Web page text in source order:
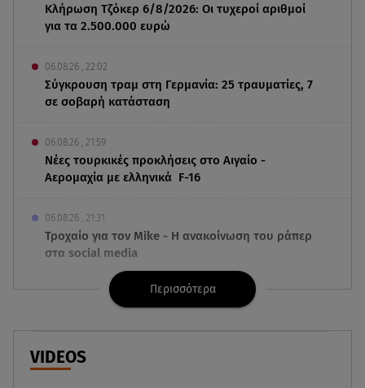
Κλήρωση Τζόκερ 6/8/2026: Οι τυχεροί αριθμοί
για τα 2.500.000 ευρώ
06.08.26 , 22:02
Σύγκρουση τραμ στη Γερμανία: 25 τραυματίες, 7
σε σοβαρή κατάσταση
06.08.26 , 21:59
Νέες τουρκικές προκλήσεις στο Αιγαίο -
Αερομαχία με ελληνικά F-16
06.08.26 , 21:31
Τροχαίο για τον Mike - Η ανακοίνωση του ράπερ
στα social media
06.08.26 , 21:22
Ισραήλ - Κύπρος - Κρήτη: Το μεγαλύτερο
υποθαλάσσιο καλώδιο στον κόσμο
06.08.26 , 21:07
Περισσότερα
VIDEOS